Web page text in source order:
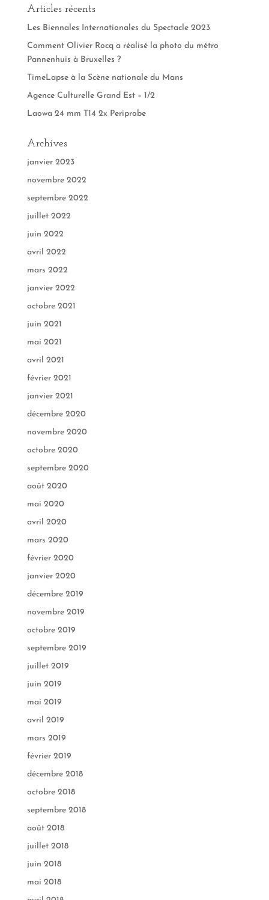
Articles récents
Les Biennales Internationales du Spectacle 2023
Comment Olivier Rocq a réalisé la photo du métro
Pannenhuis à Bruxelles ?
TimeLapse à la Scène nationale du Mans
Agence Culturelle Grand Est – 1/2
Laowa 24 mm T14 2x Periprobe
Archives
janvier 2023
novembre 2022
septembre 2022
juillet 2022
juin 2022
avril 2022
mars 2022
janvier 2022
octobre 2021
juin 2021
mai 2021
avril 2021
février 2021
janvier 2021
décembre 2020
novembre 2020
octobre 2020
septembre 2020
août 2020
mai 2020
avril 2020
mars 2020
février 2020
janvier 2020
décembre 2019
novembre 2019
octobre 2019
septembre 2019
juillet 2019
juin 2019
mai 2019
avril 2019
mars 2019
février 2019
décembre 2018
octobre 2018
septembre 2018
août 2018
juillet 2018
juin 2018
mai 2018